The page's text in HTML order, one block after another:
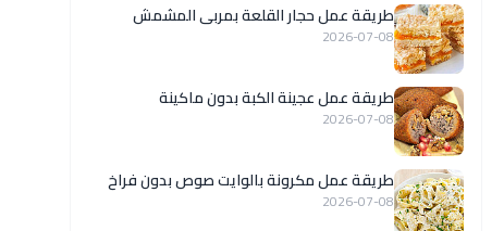
طريقة عمل حجار القلعة بمربى المشمش
2026-07-08
طريقة عمل عجينة الكبة بدون ماكينة
2026-07-08
طريقة عمل مكرونة بالوايت صوص بدون فراخ
2026-07-08